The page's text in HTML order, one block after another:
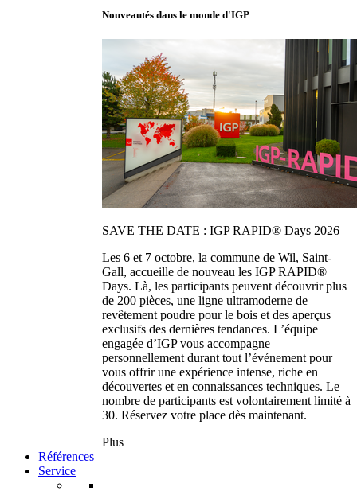
Nouveautés dans le monde d'IGP
SAVE THE DATE : IGP RAPID® Days 2026
Les 6 et 7 octobre, la commune de Wil, Saint-
Gall, accueille de nouveau les IGP RAPID®
Days. Là, les participants peuvent découvrir plus
de 200 pièces, une ligne ultramoderne de
revêtement poudre pour le bois et des aperçus
exclusifs des dernières tendances. L’équipe
engagée d’IGP vous accompagne
personnellement durant tout l’événement pour
vous offrir une expérience intense, riche en
découvertes et en connaissances techniques. Le
nombre de participants est volontairement limité à
30. Réservez votre place dès maintenant.
Plus
Références
Service